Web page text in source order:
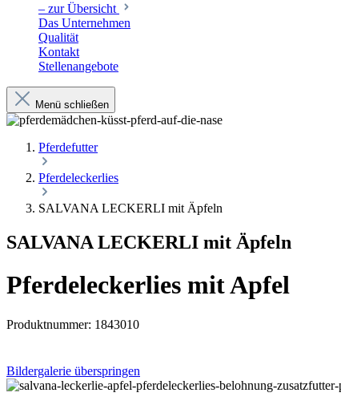
– zur Übersicht
Das Unternehmen
Qualität
Kontakt
Stellenangebote
Menü schließen
Pferdefutter
Pferdeleckerlies
SALVANA LECKERLI mit Äpfeln
SALVANA LECKERLI mit Äpfeln
Pferdeleckerlies mit Apfel
Produktnummer: 1843010
Bildergalerie überspringen